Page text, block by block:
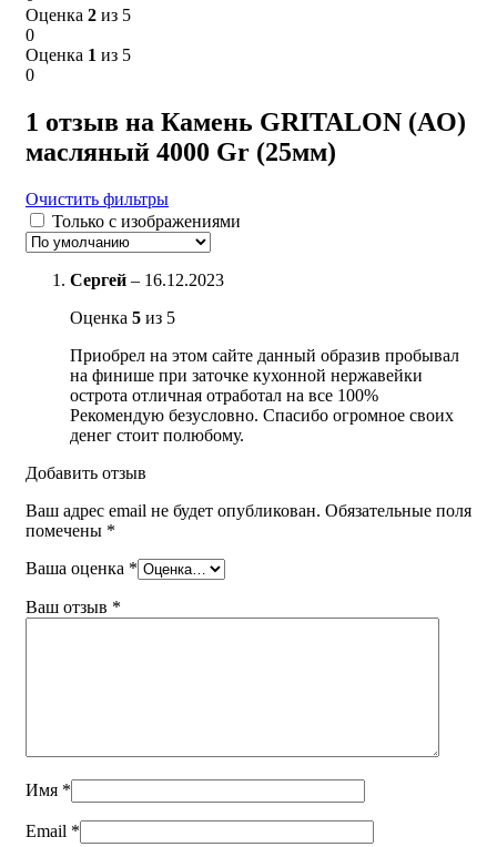
Оценка 2 из 5
0
Оценка 1 из 5
0
1 отзыв на Камень GRITALON (AO)
масляный 4000 Gr (25мм)
Очистить фильтры
Только с изображениями
Сергей – 16.12.2023
Оценка 5 из 5
Приобрел на этом сайте данный образив пробывал
на финише при заточке кухонной нержавейки
острота отличная отработал на все 100%
Рекомендую безусловно. Спасибо огромное своих
денег стоит полюбому.
Добавить отзыв
Ваш адрес email не будет опубликован. Обязательные поля
помечены *
Ваша оценка *
Ваш отзыв *
Имя *
Email *